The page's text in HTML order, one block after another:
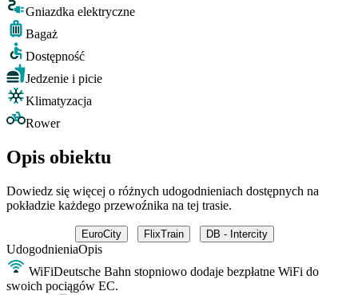
Gniazdka elektryczne
Bagaż
Dostępność
Jedzenie i picie
Klimatyzacja
Rower
Opis obiektu
Dowiedz się więcej o różnych udogodnieniach dostępnych na
pokładzie każdego przewoźnika na tej trasie.
EuroCity FlixTrain DB - Intercity
UdogodnieniaOpis
WiFiDeutsche Bahn stopniowo dodaje bezpłatne WiFi do
swoich pociągów EC.